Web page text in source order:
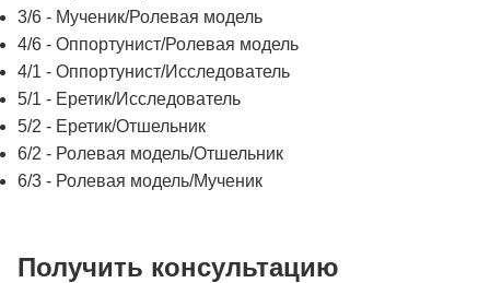
3/6 - Мученик/Ролевая модель
4/6 - Оппортунист/Ролевая модель
4/1 - Оппортунист/Исследователь
5/1 - Еретик/Исследователь
5/2 - Еретик/Отшельник
6/2 - Ролевая модель/Отшельник
6/3 - Ролевая модель/Мученик
Получить консультацию